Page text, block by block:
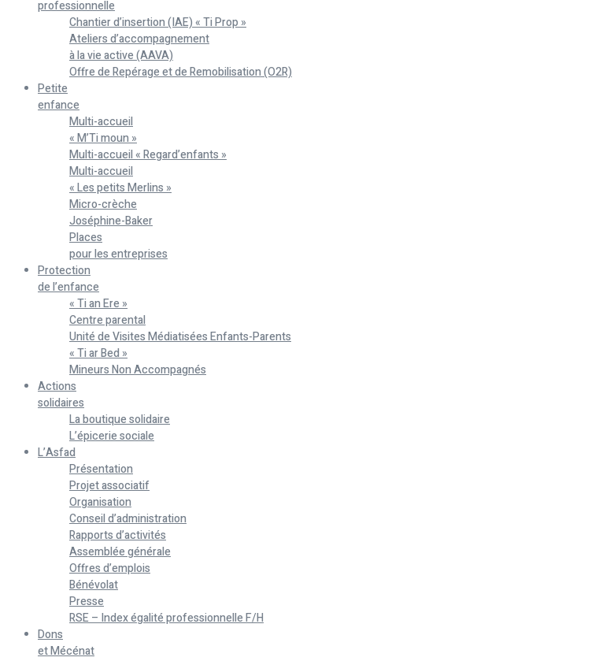
professionnelle
Chantier d’insertion (IAE) « Ti Prop »
Ateliers d’accompagnement
à la vie active (AAVA)
Offre de Repérage et de Remobilisation (O2R)
Petite
enfance
Multi-accueil
« M’Ti moun »
Multi-accueil « Regard’enfants »
Multi-accueil
« Les petits Merlins »
Micro-crèche
Joséphine-Baker
Places
pour les entreprises
Protection
de l’enfance
« Ti an Ere »
Centre parental
Unité de Visites Médiatisées Enfants-Parents
« Ti ar Bed »
Mineurs Non Accompagnés
Actions
solidaires
La boutique solidaire
L’épicerie sociale
L’Asfad
Présentation
Projet associatif
Organisation
Conseil d’administration
Rapports d’activités
Assemblée générale
Offres d’emplois
Bénévolat
Presse
RSE – Index égalité professionnelle F/H
Dons
et Mécénat